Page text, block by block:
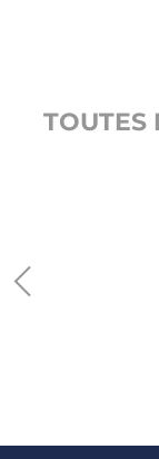
TOUTES